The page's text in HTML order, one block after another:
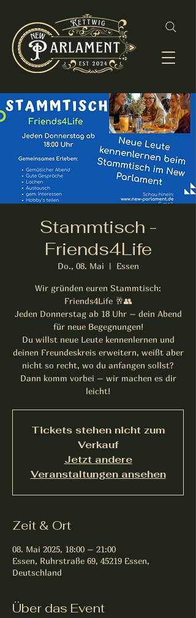
Stammtisch -
Friends4Life
Do., 08. Mai
  |
Essen
Wir gründen euren Stammtisch:
Friends4Life 🥂👥
Jeden Donnerstag ab 18 Uhr – dein Abend
für neue Begegnungen!
Du willst neue Leute kennenlernen und
deinen Freundeskreis erweitern, weißt aber
nicht so recht, wo du anfangen sollst?
Dann komm vorbei – wir machen es dir
Tickets stehen nicht zum
Verkauf
Jetzt andere
Veranstaltungen ansehen
Zeit & Ort
08. Mai 2025, 18:00 – 21:00
Essen, Ruhrstraße 69, 45219 Essen,
Deutschland
Über das Event